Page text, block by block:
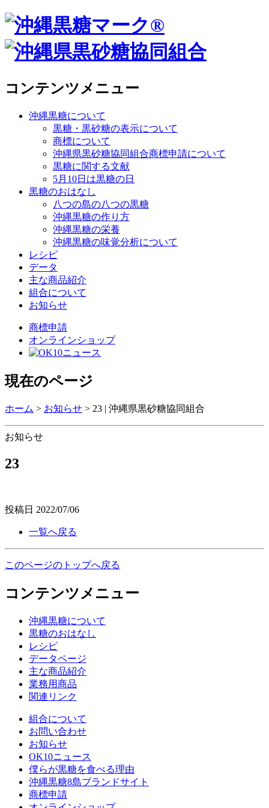
コンテンツメニュー
沖縄黒糖について
黒糖・黒砂糖の表示について
商標について
沖縄県黒砂糖協同組合商標申請について
黒糖に関する文献
5月10日は黒糖の日
黒糖のおはなし
八つの島の八つの黒糖
沖縄黒糖の作り方
沖縄黒糖の栄養
沖縄黒糖の味覚分析について
レシピ
データ
主な商品紹介
組合について
お知らせ
商標申請
オンラインショップ
現在のページ
ホーム > お知らせ > 23 | 沖縄県黒砂糖協同組合
お知らせ
23
投稿日 2022/07/06
一覧へ戻る
このページのトップへ戻る
コンテンツメニュー
沖縄黒糖について
黒糖のおはなし
レシピ
データページ
主な商品紹介
業務用商品
関連リンク
組合について
お問い合わせ
お知らせ
OK10ニュース
僕らが黒糖を食べる理由
沖縄黒糖8島ブランドサイト
商標申請